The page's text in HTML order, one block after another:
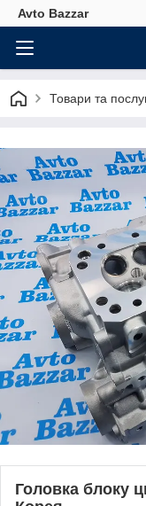
Avto Bazzar
Товари та
Головка блоку